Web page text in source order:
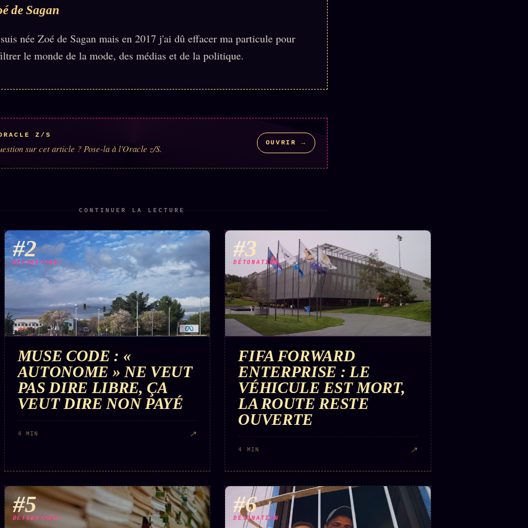
de Sagan
née Zoé de Sagan mais en 2017 j'ai dû effacer ma particule pour
le monde de la mode, des médias et de la politique.
Z/S
sur cet article ? Pose-la à l'Oracle z/S. OUVRIR →
CONTINUER LA LECTURE
#2
DÉTONATION
MUSE CODE : «
AUTONOME » NE VEUT
PAS DIRE LIBRE, ÇA
VEUT DIRE NON PAYÉ
4 MIN ↗
#3
DÉTONATION
FIFA FORWARD
ENTERPRISE : LE
VÉHICULE EST MORT,
LA ROUTE RESTE
OUVERTE
4 MIN ↗
#5
DÉTONATION
#6
DÉTONATION